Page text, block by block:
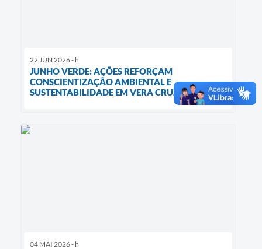
22 JUN 2026 - h
JUNHO VERDE: AÇÕES REFORÇAM
CONSCIENTIZAÇÃO AMBIENTAL E
SUSTENTABILIDADE EM VERA CRUZ
04 MAI 2026 - h